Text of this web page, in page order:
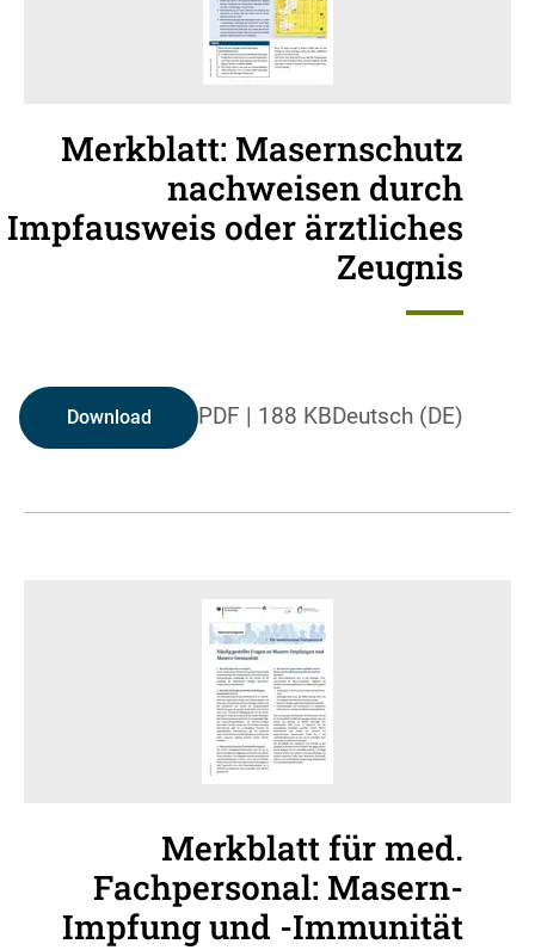
Merkblatt: Masernschutz
nachweisen durch
Impfausweis oder ärztliches
Zeugnis
Deutsch (DE)
PDF | 188 KB
Download
Merkblatt für med.
Fachpersonal: Masern-
Impfung und -Immunität